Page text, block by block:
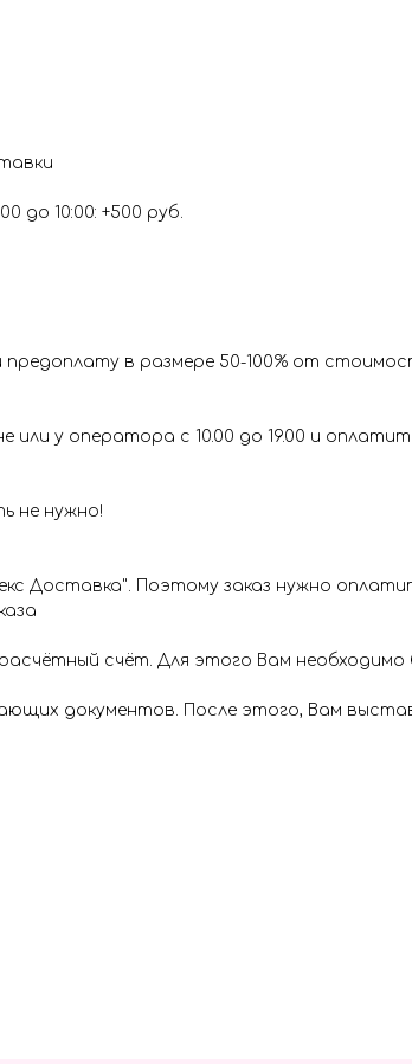
до 10:00: +500 руб.
в размере 50-100% от
у оператора с 10.00 до 19.00 и
не нужно!
Доставка". Поэтому заказ нужно
счёт. Для этого Вам
документов. После этого, Вам